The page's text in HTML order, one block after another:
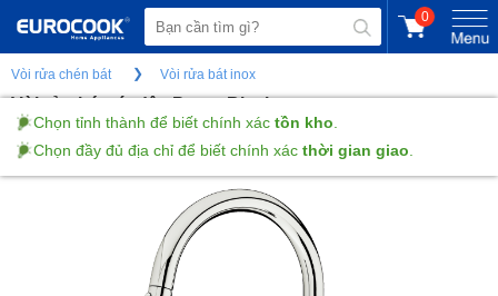
0
Chọn tỉnh thành để biết chính xác tồn kho
Chọn đầy đủ địa chỉ để biết chính xác thời gian giao
Vòi rửa chén bát Vòi rửa bát inox
Vòi rửa bát rút dây Ponte Black
(Gửi đánh giá)